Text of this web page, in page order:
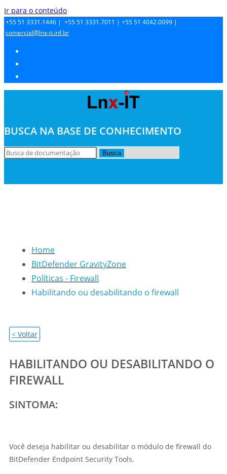
Ir para o conteúdo
+55 51 3331.1446 | +55 51 3331.7011 | +55 51 4042.0099 |
comercial@lnx-it.inf.br
BUSCA NA BASE DE CONHECIMENTO
Busca
Home
BitDefender GravityZone
Políticas - Firewall
Habilitando ou desabilitando o firewall
< Voltar
HABILITANDO OU DESABILITANDO O
FIREWALL
SINTOMA:
Você deseja habilitar ou desabilitar o módulo de firewall do
BitDefender Endpoint Security Tools.